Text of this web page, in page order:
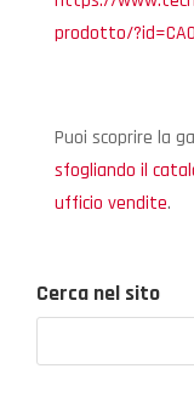
prodotto/
Puoi scoprire la
sfogliando il
ufficio vendite.
Cerca nel sito